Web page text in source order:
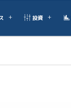
投資